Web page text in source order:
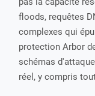
floods, requêtes
complexes qui
protection Arbor
schémas
réel, y compris